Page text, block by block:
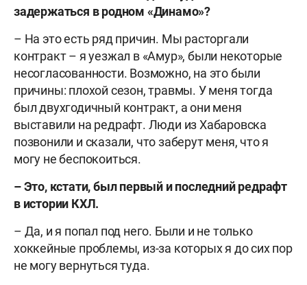
задержаться в родном «Динамо»?
– На это есть ряд причин. Мы расторгали
контракт – я уезжал в «Амур», были некоторые
несогласованности. Возможно, на это были
причины: плохой сезон, травмы. У меня тогда
был двухгодичный контракт, а они меня
выставили на редрафт. Люди из Хабаровска
позвонили и сказали, что заберут меня, что я
могу не беспокоиться.
– Это, кстати, был первый и последний редрафт
в истории КХЛ.
– Да, и я попал под него. Были и не только
хоккейные проблемы, из-за которых я до сих пор
не могу вернуться туда.